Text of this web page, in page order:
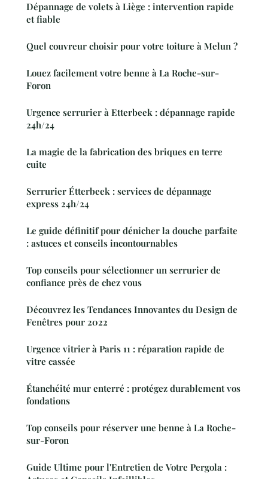
Dépannage de volets à Liège : intervention rapide
et fiable
Quel couvreur choisir pour votre toiture à Melun ?
Louez facilement votre benne à La Roche-sur-
Foron
Urgence serrurier à Etterbeek : dépannage rapide
24h/24
La magie de la fabrication des briques en terre
cuite
Serrurier Étterbeek : services de dépannage
express 24h/24
Le guide définitif pour dénicher la douche parfaite
: astuces et conseils incontournables
Top conseils pour sélectionner un serrurier de
confiance près de chez vous
Découvrez les Tendances Innovantes du Design de
Fenêtres pour 2022
Urgence vitrier à Paris 11 : réparation rapide de
vitre cassée
Étanchéité mur enterré : protégez durablement vos
fondations
Top conseils pour réserver une benne à La Roche-
sur-Foron
Guide Ultime pour l'Entretien de Votre Pergola :